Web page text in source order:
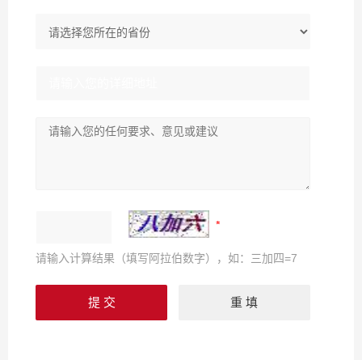
请输入计算结果（填写阿拉伯数字），如：三加四=7